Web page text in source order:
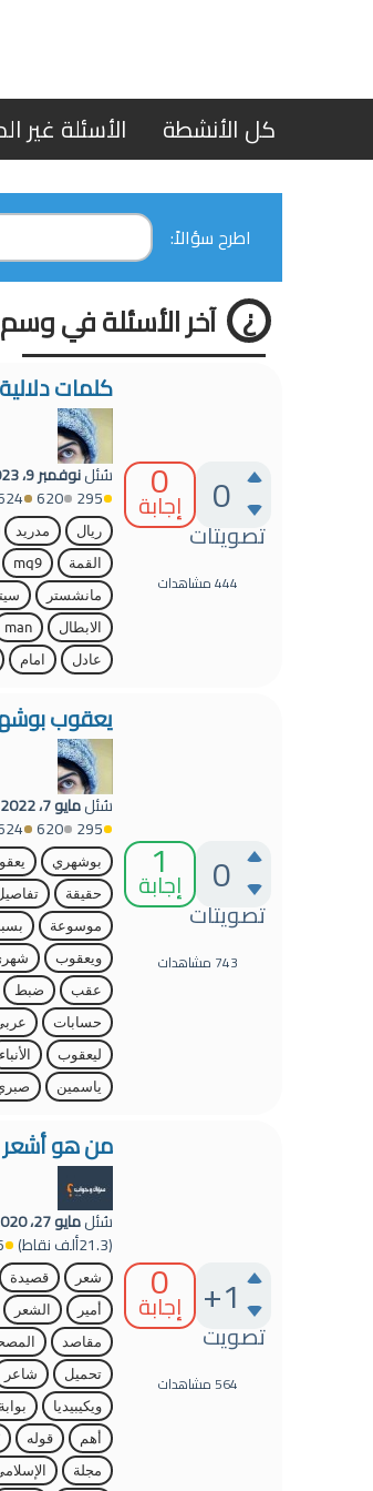
كل الأنشطة الأسئلة غير
اطرح سؤالاً:
آخر الأسئلة في
0
تصويتات
0
إجابة
444مشاهدات
كلمات
سُئلنوفمبر 9، 2023
295
620
ريال مدريد
القمة
mq9
مانشستر
الابطال
man
عادل
امام
0
تصويتات
1
إجابة
743 مشاهدات
يعقوب
سُئلمايو 7، 2022
295
620
بوشهري
حقيقة
موسوعة
ويعقوب
عقب
ضبط
حسابات
ليعقوب
الأنباء
ياسمين
+1
تصويت
0
إجابة
564مشاهدات
من هو أشعر
سُئلمايو 27، 2020
(21.3ألف نقاط)
شعر قصيدة
أمير
الشعر
مقاصد
تحميل
شاعر
ويكيبيديا
بوابة
أهم
قوله
مجلة